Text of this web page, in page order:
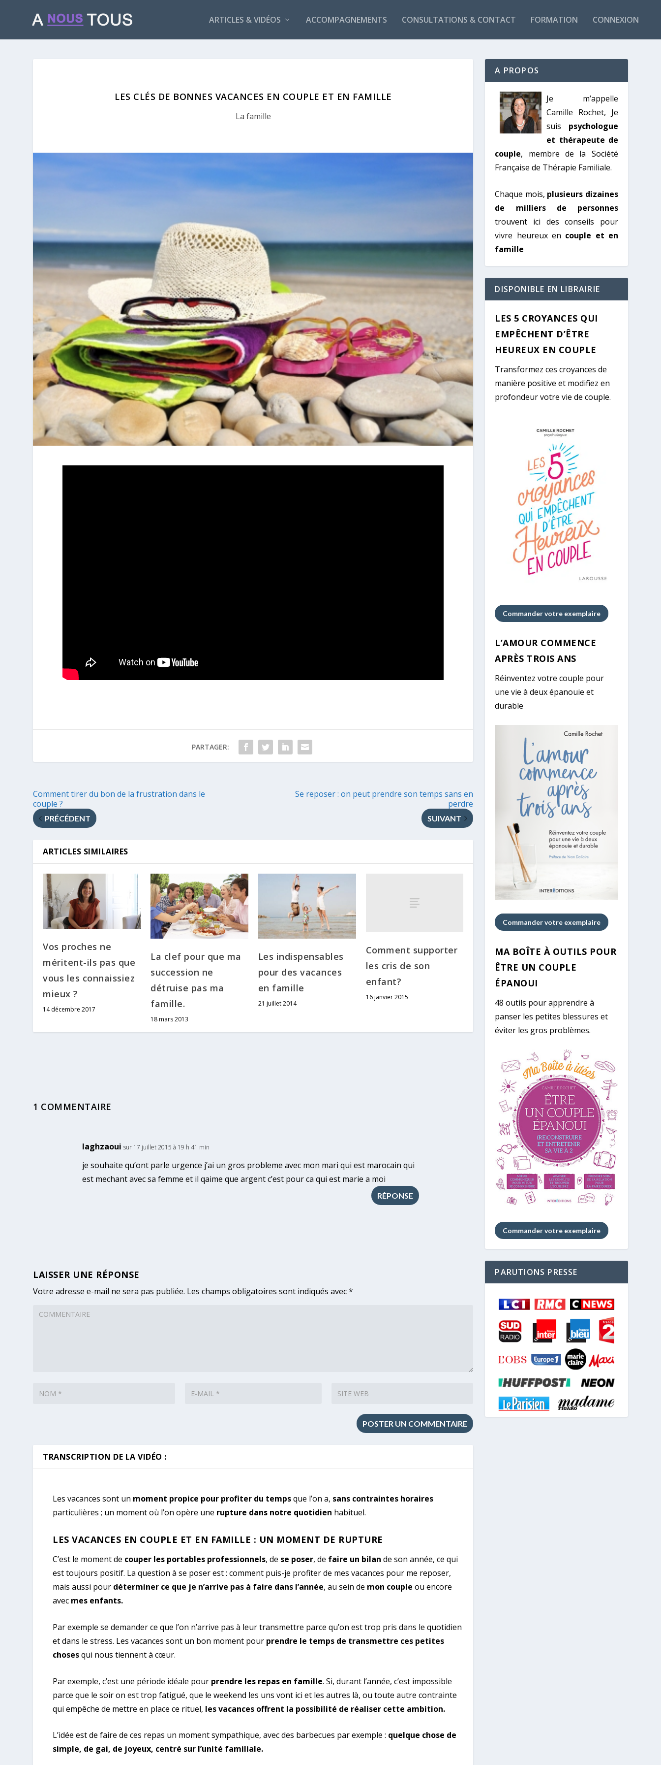
ARTICLES & VIDÉOS ACCOMPAGNEMENTS CONSULTATIONS & CONTACT FORMATION CONNEXION
LES CLÉS DE BONNES VACANCES EN COUPLE ET EN FAMILLE
La famille
PARTAGER:
Comment tirer du bon de la frustration dans le
couple ?
PRÉCÉDENT
Se reposer : on peut prendre son temps sans en
perdre
SUIVANT
ARTICLES SIMILAIRES
Vos proches ne
méritent-ils pas que
vous les connaissiez
mieux ?
14 décembre 2017
La clef pour que ma
succession ne
détruise pas ma
famille.
18 mars 2013
Les indispensables
pour des vacances
en famille
21 juillet 2014
Comment supporter
les cris de son
enfant?
16 janvier 2015
1 COMMENTAIRE
laghzaoui sur 17 juillet 2015 à 19 h 41 min
je souhaite qu’ont parle urgence j’ai un gros probleme avec mon mari qui est marocain qui
est mechant avec sa femme et il qaime que argent c’est pour ca qui est marie a moi
RÉPONSE
LAISSER UNE RÉPONSE
Votre adresse e-mail ne sera pas publiée. Les champs obligatoires sont indiqués avec*
TRANSCRIPTION DE LA VIDÉO :
Les vacances sont un moment propice pour profiter du tempsque l’on a, sans contraintes horaires
particulières ; un moment où l’on opère une rupture dans notre quotidien habituel.
LES VACANCES EN COUPLE ET EN FAMILLE : UN MOMENT DE RUPTURE
C’est le moment de couper les portables professionnels, de se poser, de faire un bilan de son année, ce qui
est toujours positif. La question à se poser est : comment puis-je profiter de mes vacances pour me reposer,
mais aussi pour déterminer ce que je n’arrive pas à faire dans l’année, au sein de mon couple ou encore
avec mes enfants.
Par exemple se demander ce que l’on n’arrive pas à leur transmettre parce qu’on est trop pris dans le quotidien
et dans le stress. Les vacances sont un bon moment pour prendre le temps de transmettre ces petites
chosesqui nous tiennent à cœur.
Par exemple, c’est une période idéale pour prendre les repas en famille. Si, durant l’année, c’est impossible
parce que le soir on est trop fatigué, que le weekend les uns vont ici et les autres là, ou toute autre contrainte
qui empêche de mettre en place ce rituel, les vacances offrent la possibilité de réaliser cette ambition.
L’idée est de faire de ces repas un moment sympathique, avec des barbecues par exemple : quelque chose de
simple, de gai, de joyeux, centré sur l’unité familiale.
A PROPOS
Je m’appelle
Camille Rochet, Je
suis psychologue
et thérapeute de
couple, membre de la Société
Française de Thérapie Familiale.
Chaque mois, plusieurs dizaines
de milliers de personnes
trouvent ici des conseils pour
vivre heureux en couple et en
famille
DISPONIBLE EN LIBRAIRIE
LES 5 CROYANCES QUI
EMPÊCHENT D’ÊTRE
HEUREUX EN COUPLE
Transformez ces croyances de
manière positive et modifiez en
profondeur votre vie de couple.
Commander votre exemplaire
L’AMOUR COMMENCE
APRÈS TROIS ANS
Réinventez votre couple pour
une vie à deux épanouie et
durable
Commander votre exemplaire
MA BOÎTE À OUTILS POUR
ÊTRE UN COUPLE
ÉPANOUI
48 outils pour apprendre à
panser les petites blessures et
éviter les gros problèmes.
Commander votre exemplaire
PARUTIONS PRESSE